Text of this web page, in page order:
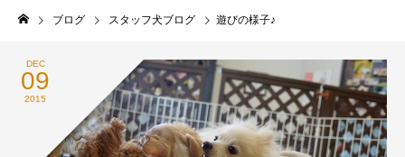
ブログ スタッフ犬ブログ 遊びの様子♪
DEC
09
2015